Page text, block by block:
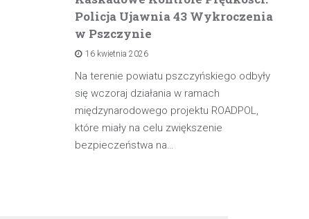
Policja Ujawnia 43 Wykroczenia
w Pszczynie
16 kwietnia 2026
Na terenie powiatu pszczyńskiego odbyły
się wczoraj działania w ramach
międzynarodowego projektu ROADPOL,
które miały na celu zwiększenie
bezpieczeństwa na…